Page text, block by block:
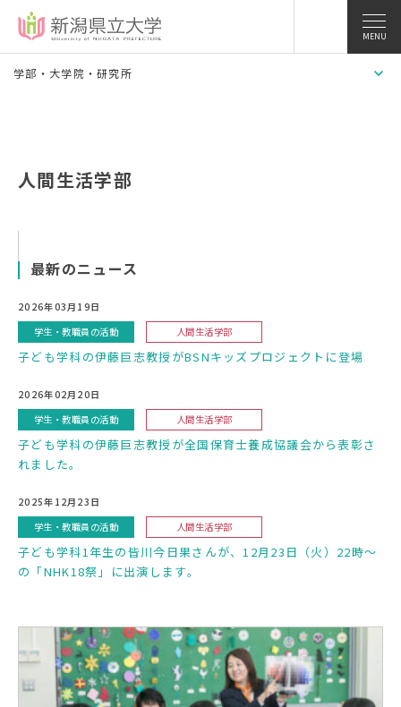
MENU
学部・大学院・研究所
人間生活学部
最新のニュース
2026年03月19日
学生・教職員の活動
人間生活学部
子ども学科の伊藤巨志教授がBSNキッズプロジェクトに登場
2026年02月20日
学生・教職員の活動
人間生活学部
子ども学科の伊藤巨志教授が全国保育士養成協議会から表彰さ
れました。
2025年12月23日
学生・教職員の活動
人間生活学部
子ども学科1年生の皆川今日果さんが、12月23日（火）22時〜
の「NHK18祭」に出演します。